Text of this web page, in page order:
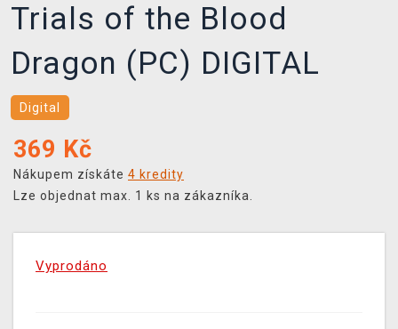
Trials of the Blood
Dragon (PC) DIGITAL
Digital
369 Kč
Nákupem získáte 4 kredity
Lze objednat max. 1 ks na zákazníka.
Vyprodáno